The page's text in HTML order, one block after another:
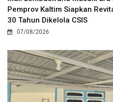
Pemprov Kaltim Siapkan
30 Tahun Dikelola CSIS
07/08/2026